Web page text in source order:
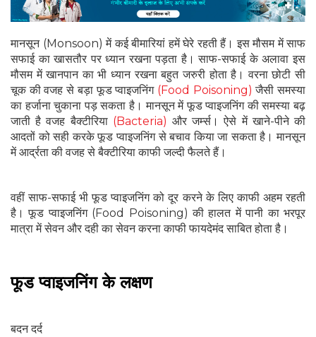
मानसून (Monsoon) में कई बीमारियां हमें घेरे रहती हैं। इस मौसम में साफ
सफाई का खासतौर पर ध्‍यान रखना पड़ता है। साफ-सफाई के अलावा इस
मौसम में खानपान का भी ध्‍यान रखना बहुत जरुरी होता है। वरना छोटी सी
चूक की वजह से बड़ा फूड प्‍वाइजनिंग (Food Poisoning) जैसी समस्‍या
का हर्जाना चुकाना पड़ सकता है। मानसून में फूड प्‍वाइजनिंग की समस्‍या बढ़
जाती है वजह बैक्‍टीरिया (Bacteria) और जर्म्‍स। ऐसे में खाने-पीने की
आदतों को सही करके फूड प्‍वाइजनिंग से बचाव किया जा सकता है। मानसून
में आर्द्रता की वजह से बैक्‍टीरिया काफी जल्‍दी फैलते हैं।
वहीं साफ-सफाई भी फूड प्‍वाइजनिंग को दूर करने के लिए काफी अहम रहती
है। फूड प्‍वाइजनिंग (Food Poisoning) की हालत में पानी का भरपूर
मात्रा में सेवन और दही का सेवन करना काफी फायदेमंद साबित होता है।
फूड प्वाइजनिंग के लक्षण
बदन दर्द